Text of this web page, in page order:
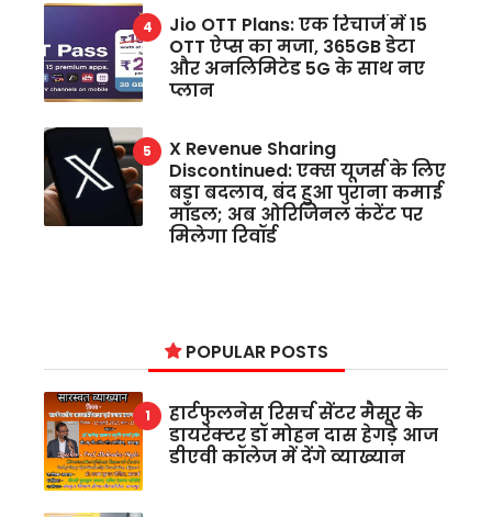
Jio OTT Plans: एक रिचार्ज में 15
OTT ऐप्स का मजा, 365GB डेटा
और अनलिमिटेड 5G के साथ नए
प्लान
X Revenue Sharing
Discontinued: एक्स यूजर्स के लिए
बड़ा बदलाव, बंद हुआ पुराना कमाई
मॉडल; अब ओरिजिनल कंटेंट पर
मिलेगा रिवॉर्ड
POPULAR POSTS
हार्टफुलनेस रिसर्च सेंटर मैसूर के
डायरेक्टर डॉ मोहन दास हेगड़े आज
डीएवी कॉलेज में देंगे व्याख्यान